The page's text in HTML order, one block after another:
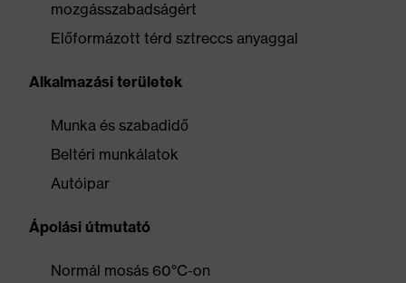
mozgásszabadságért
Előformázott térd sztreccs anyaggal
Alkalmazási területek
Munka és szabadidő
Beltéri munkálatok
Autóipar
Ápolási útmutató
Normál mosás 60°C-on